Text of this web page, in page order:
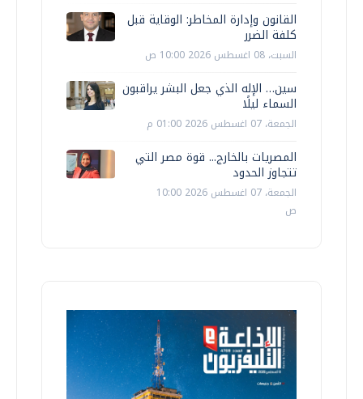
القانون وإدارة المخاطر: الوقاية قبل
كلفة الضرر
السبت، 08 اغسطس 2026 10:00 ص
سين… الإله الذي جعل البشر يراقبون
السماء ليلًا
الجمعة، 07 اغسطس 2026 01:00 م
المصريات بالخارج... قوة مصر التي
تتجاوز الحدود
الجمعة، 07 اغسطس 2026 10:00
ص